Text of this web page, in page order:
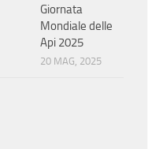
Giornata
Mondiale delle
Api 2025
20 MAG, 2025